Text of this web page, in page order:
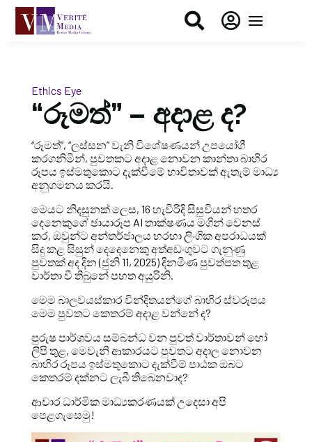
 
Ethics Eye
“රූමත්” – අදාළ ද?
“රූමත්”, “ලස්සන” වැනි විශේෂණයන් උපයෝගී
කරගනිමින්, පුවතකට අදාළ නොවන කාන්තා බාහිර
රූපය ඉස්මතුකොට දැක්වීමේ භාවිතාවක් ඇතැම් මාධ්‍ය
අනුගමනය කරයි.
මෙයට නිදසුනක් ලෙස, 16 හැවිරිදි සිසුවියන් හතර
දෙනෙකුගේ ඡායාරූප AI තාක්ෂණය මගින් වෙනස්
කර, ඔවුන්ට අන්තර්ජාලය හරහා ලිංගික අපරාධයක්
සිදු කළ සිසුන් දෙදෙනෙකු අත්අඩංගුවට ගැනුණු
පුවතක් අද දින (ජුනි 11, 2025) දිනමිණ පුවත්පත තුළ
වාර්තා වී තිබුනේ පහත අයුරිනි.
මෙම බාලවයස්කාර වින්දිතයන්ගේ බාහිර ස්වරූපය
මෙම පුවතට කෙතරම් අදාළ වන්නේ ද?
පුරුෂ පාර්ශවය සම්බන්ධ වන පුවත් වාර්තාවන් හෝ
ලිපි තුළ, මෙවැනි ආකාරයට පුවතට අදාල නොවන
බාහිර රූපය ඉස්මතුකොට දැක්වීම් පාඨක ඔබට
කෙතරම් දක්නට ලැබී තිබෙනවාද?
ආචාර ධාර්මික මාධ්‍යකරණයක් උදෙසා අපි
පෙළගැසෙමු!